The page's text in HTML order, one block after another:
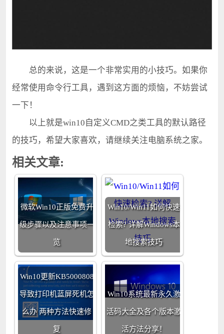
总的来说，这是一个非常实用的小技巧。如果你
经常使用命令行工具，遇到这方面的烦恼，不妨尝试
一下！
以上就是win10自定义CMD之类工具的默认路径
的技巧，希望大家喜欢，请继续关注电脑系统之家。
相关文章:
微软Win10正版免费升
级步骤以及注意事项一
览
Win10/Win11如何快速
检索? 详解Windows本
地搜索技巧
Win10更新KB5000808
导致打印机蓝屏死机怎
么办 两种方法快速修
复
Win10系统最新永久激
活码大全及各个版本激
活方法分享！